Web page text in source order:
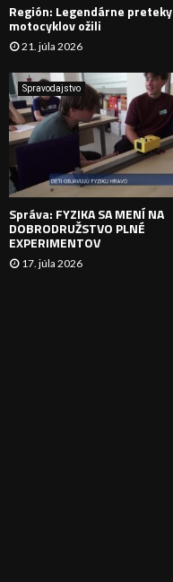
Región: Legendárne preteky
motocyklov ožili
21. júla 2026
Spravodajstvo
Správa: FYZIKA SA MENÍ NA
DOBRODRUŽSTVO PLNÉ
EXPERIMENTOV
17. júla 2026